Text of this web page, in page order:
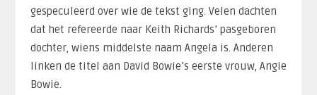
gespeculeerd over wie de tekst ging. Velen dachten
dat het refereerde naar Keith Richards’ pasgeboren
dochter, wiens middelste naam Angela is. Anderen
linken de titel aan David Bowie’s eerste vrouw, Angie
Bowie.